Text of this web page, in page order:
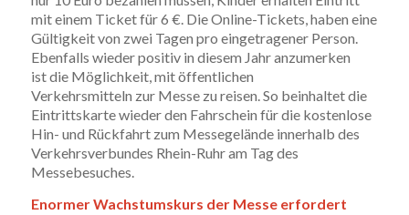
mit einem Ticket für 6 €. Die Online-Tickets, haben eine
Gültigkeit von zwei Tagen pro eingetragener Person.
Ebenfalls wieder positiv in diesem Jahr anzumerken
ist die Möglichkeit, mit öffentlichen
Verkehrsmitteln zur Messe zu reisen. So beinhaltet die
Eintrittskarte wieder den Fahrschein für die kostenlose
Hin- und Rückfahrt zum Messegelände innerhalb des
Verkehrsverbundes Rhein-Ruhr am Tag des
Messebesuches.
Enormer Wachstumskurs der Messe erfordert